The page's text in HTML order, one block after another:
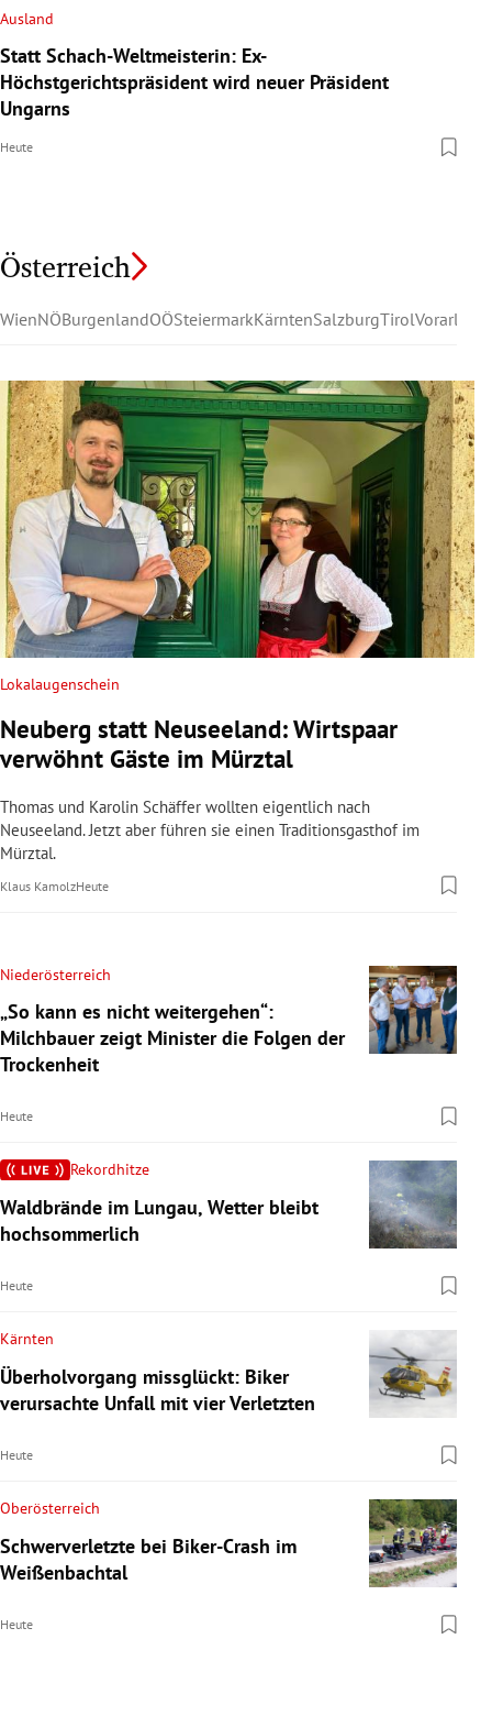
Ausland
Statt Schach-Weltmeisterin: Ex-
Höchstgerichtspräsident wird neuer Präsident
Ungarns
Heute
Österreich
WienNÖBurgenlandOÖSteiermarkKärntenSalzburgTirolVorarlberg
Lokalaugenschein
Neuberg statt Neuseeland: Wirtspaar
verwöhnt Gäste im Mürztal
Thomas und Karolin Schäffer wollten eigentlich nach
Neuseeland. Jetzt aber führen sie einen Traditionsgasthof im
Mürztal.
Klaus KamolzHeute
Niederösterreich
„So kann es nicht weitergehen“:
Milchbauer zeigt Minister die Folgen der
Trockenheit
Heute
Rekordhitze
Waldbrände im Lungau, Wetter bleibt
hochsommerlich
Heute
Kärnten
Überholvorgang missglückt: Biker
verursachte Unfall mit vier Verletzten
Heute
Oberösterreich
Schwerverletzte bei Biker-Crash im
Weißenbachtal
Heute